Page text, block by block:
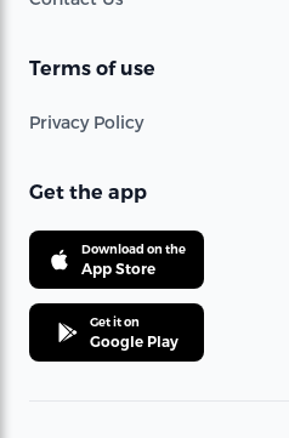
Terms of use
Privacy Policy
Get the app
Download on the
App Store
Get it on
Google Play